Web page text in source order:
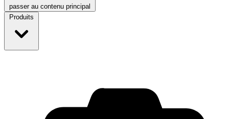
passer au contenu principal
Produits